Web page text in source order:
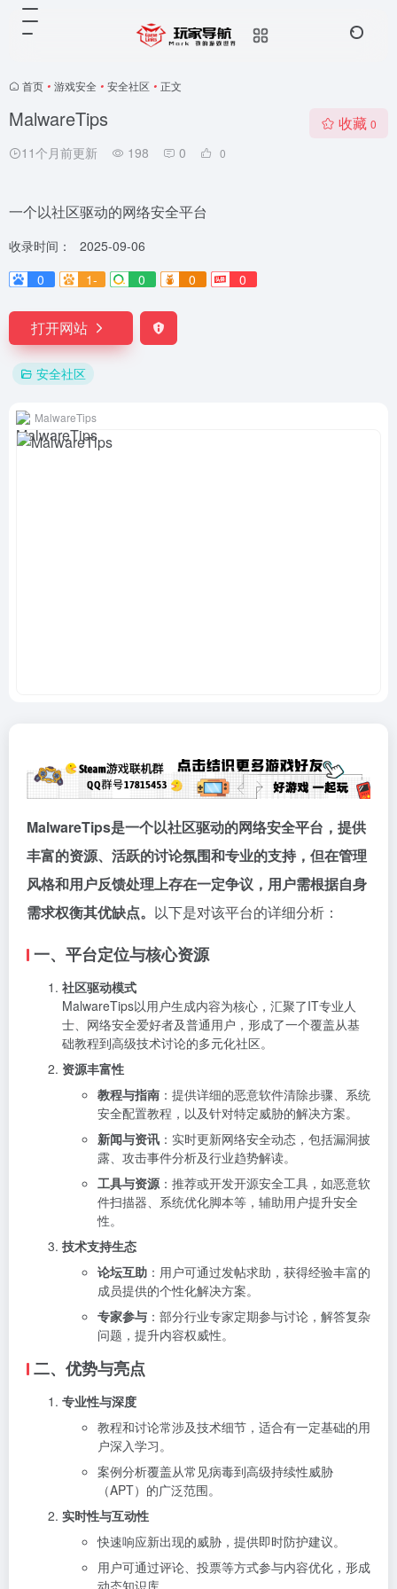
首页 • 游戏安全 • 安全社区 • 正文
MalwareTips
11个月前更新 198 0 0
收藏 0
一个以社区驱动的网络安全平台
收录时间：
2025-09-06
0
1- 0 0 0
打开网站
安全社区
MalwareTips
MalwareTips是一个以社区驱动的网络安全平台，提供
丰富的资源、活跃的讨论氛围和专业的支持，但在管理
风格和用户反馈处理上存在一定争议，用户需根据自身
需求权衡其优缺点。 以下是对该平台的详细分析：
一、平台定位与核心资源
社区驱动模式
MalwareTips以用户生成内容为核心，汇聚了IT专业人
士、网络安全爱好者及普通用户，形成了一个覆盖从基
础教程到高级技术讨论的多元化社区。
资源丰富性
教程与指南 ：提供详细的恶意软件清除步骤、系统
安全配置教程，以及针对特定威胁的解决方案。
新闻与资讯 ：实时更新网络安全动态，包括漏洞披
露、攻击事件分析及行业趋势解读。
工具与资源 ：推荐或开发开源安全工具，如恶意软
件扫描器、系统优化脚本等，辅助用户提升安全
性。
技术支持生态
论坛互助 ：用户可通过发帖求助，获得经验丰富的
成员提供的个性化解决方案。
专家参与 ：部分行业专家定期参与讨论，解答复杂
问题，提升内容权威性。
二、优势与亮点
专业性与深度
教程和讨论常涉及技术细节，适合有一定基础的用
户深入学习。
案例分析覆盖从常见病毒到高级持续性威胁
（APT）的广泛范围。
实时性与互动性
快速响应新出现的威胁，提供即时防护建议。
用户可通过评论、投票等方式参与内容优化，形成
动态知识库。